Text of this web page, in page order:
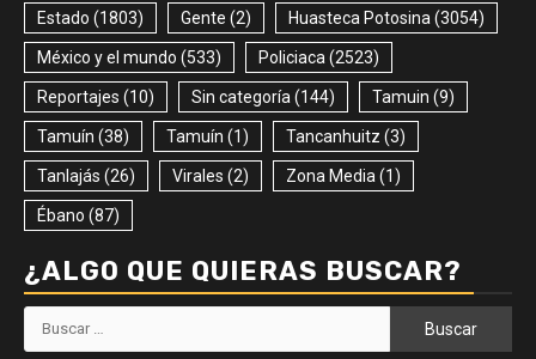
Estado (1803) Gente (2) Huasteca Potosina (3054)
México y el mundo (533) Policiaca (2523)
Reportajes (10) Sin categoría (144) Tamuin (9)
Tamuín (38) Tamuín (1) Tancanhuitz (3)
Tanlajás (26) Virales (2) Zona Media (1)
Ébano (87)
¿ALGO QUE QUIERAS BUSCAR?
Buscar: